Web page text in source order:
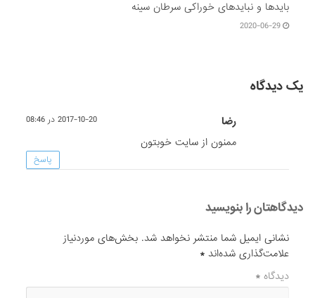
بایدها و نبایدهای خوراکی سرطان سینه
2020-06-29
یک دیدگاه
رضا 2017-10-20 در 08:46
ممنون از سایت خوبتون
پاسخ
دیدگاهتان را بنویسید
نشانی ایمیل شما منتشر نخواهد شد. بخش‌های موردنیاز
علامت‌گذاری شده‌اند*
دیدگاه*